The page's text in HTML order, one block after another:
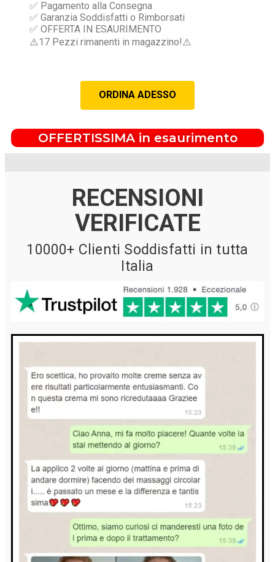
✅ Pagamento alla Consegna
✅ Garanzia Soddisfatti o Rimborsati
✅ OFFERTA IN ESAURIMENTO
⚠️17 Pezzi rimanenti in magazzino!⚠️
ORDINA ADESSO
OFFERTISSIMA in esaurimento
RECENSIONI
VERIFICATE
10000+ Clienti Soddisfatti in tutta
Italia